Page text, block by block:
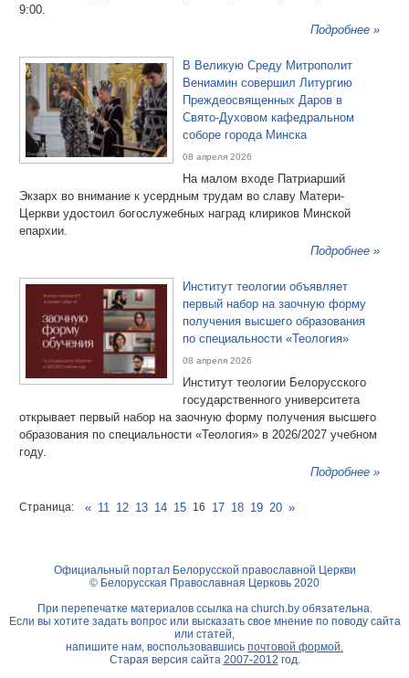
9:00.
Подробнее »
В Великую Среду Митрополит
Вениамин совершил Литургию
Преждеосвященных Даров в
Свято-Духовом кафедральном
соборе города Минска
08 апреля 2026
На малом входе Патриарший
Экзарх во внимание к усердным трудам во славу Матери-
Церкви удостоил богослужебных наград клириков Минской
епархии.
Подробнее »
Институт теологии объявляет
первый набор на заочную форму
получения высшего образования
по специальности «Теология»
08 апреля 2026
Институт теологии Белорусского
государственного университета
открывает первый набор на заочную форму получения высшего
образования по специальности «Теология» в 2026/2027 учебном
году.
Подробнее »
Страница: « 11 12 13 14 15 16 17 18 19 20 »
Официальный портал Белорусской православной Церкви
© Белорусская Православная Церковь 2020
При перепечатке материалов ссылка на church.byобязательна.
Если вы хотите задать вопрос или высказать свое мнение по поводу сайта
или статей,
напишите нам, воспользовавшись почтовой формой.
Старая версия сайта 2007-2012 год.